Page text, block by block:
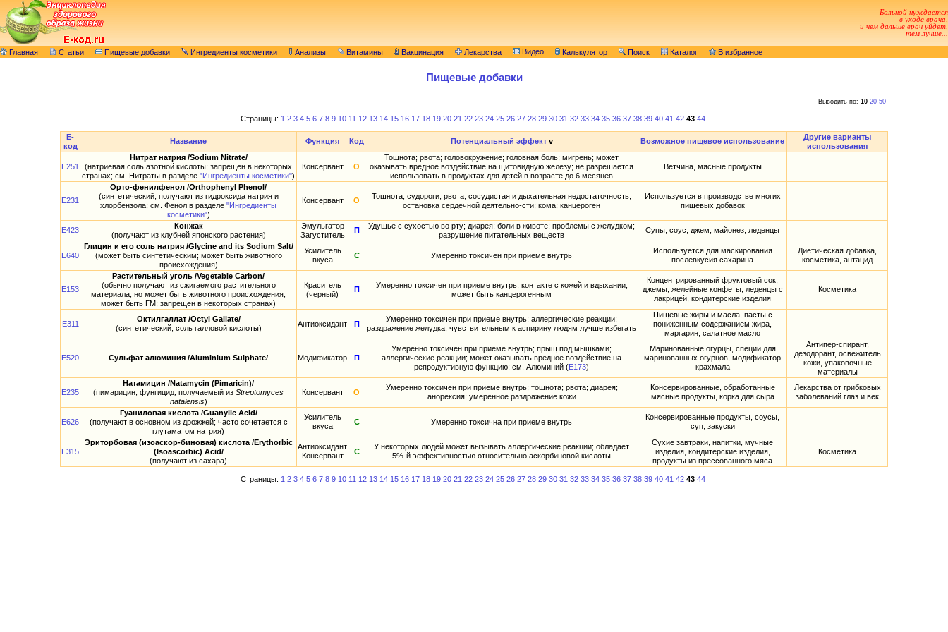
Больной нуждается
в уходе врача,
и чем дальше врач уйдет,
тем лучше...
Главная Статьи Пищевые добавки Ингредиенты косметики Анализы Витамины Вакцинация Лекарства Видео Калькулятор Поиск Каталог В избранное
Пищевые добавки
Выводить по: 10 20 50
Страницы: 1 2 3 4 5 6 7 8 9 10 11 12 13 14 15 16 17 18 19 20 21 22 23 24 25 26 27 28 29 30 31 32 33 34 35 36 37 38 39 40 41 42 43 44
E-
код
Название Функция Код Потенциальный эффектv Возможное пищевое использование
Другие варианты
использования
E251
Нитрат натрия /Sodium Nitrate/
(натриевая соль азотной кислоты; запрещен в некоторых
странах; см. Нитраты в разделе "Ингредиенты косметики")
Консервант О
Тошнота; рвота; головокружение; головная боль; мигрень; может
оказывать вредное воздействие на щитовидную железу; не разрешается
использовать в продуктах для детей в возрасте до 6 месяцев
Ветчина, мясные продукты
E231
Орто-фенилфенол /Orthophenyl Phenol/
(синтетический; получают из гидроксида натрия и
хлорбензола; см. Фенол в разделе "Ингредиенты
косметики")
Консервант О
Тошнота; судороги; рвота; сосудистая и дыхательная недостаточность;
остановка сердечной деятельно-сти; кома; канцероген
Используется в производстве многих
пищевых добавок
E423
Конжак
(получают из клубней японского растения)
Эмульгатор
Загуститель
П
Удушье с сухостью во рту; диарея; боли в животе; проблемы с желудком;
разрушение питательных веществ
Супы, соус, джем, майонез, леденцы
E640
Глицин и его соль натрия /Glycine and its Sodium Salt/
(может быть синтетическим; может быть животного
происхождения)
Усилитель
вкуса
С Умеренно токсичен при приеме внутрь
Используется для маскирования
послевкусия сахарина
Диетическая добавка,
косметика, антацид
E153
Растительный уголь /Vegetable Carbon/
(обычно получают из сжигаемого растительного
материала, но может быть животного происхождения;
может быть ГМ; запрещен в некоторых странах)
Краситель
(черный)
П
Умеренно токсичен при приеме внутрь, контакте с кожей и вдыхании;
может быть канцерогенным
Концентрированный фруктовый сок,
джемы, желейные конфеты, леденцы с
лакрицей, кондитерские изделия
Косметика
E311
Октилгаллат /Octyl Gallate/
(синтетический; соль галловой кислоты)
Антиоксидант П
Умеренно токсичен при приеме внутрь; аллергические реакции;
раздражение желудка; чувствительным к аспирину людям лучше избегать
Пищевые жиры и масла, пасты с
пониженным содержанием жира,
маргарин, салатное масло
E520 Сульфат алюминия /Aluminium Sulphate/ Модификатор П
Умеренно токсичен при приеме внутрь; прыщ под мышками;
аллергические реакции; может оказывать вредное воздействие на
репродуктивную функцию; см. Алюминий (E173)
Маринованные огурцы, специи для
маринованных огурцов, модификатор
крахмала
Антипер-спирант,
дезодорант, освежитель
кожи, упаковочные
материалы
E235
Натамицин /Natamycin (Pimaricin)/
(пимарицин; фунгицид, получаемый из Streptomyces
natalensis)
Консервант О
Умеренно токсичен при приеме внутрь; тошнота; рвота; диарея;
анорексия; умеренное раздражение кожи
Консервированные, обработанные
мясные продукты, корка для сыра
Лекарства от грибковых
заболеваний глаз и век
E626
Гуаниловая кислота /Guanylic Acid/
(получают в основном из дрожжей; часто сочетается с
глутаматом натрия)
Усилитель
вкуса
С Умеренно токсична при приеме внутрь
Консервированные продукты, соусы,
суп, закуски
E315
Эриторбовая (изоаскор-биновая) кислота /Erythorbic
(Isoascorbic) Acid/
(получают из сахара)
Антиоксидант
Консервант
С
У некоторых людей может вызывать аллергические реакции; обладает
5%-й эффективностью относительно аскорбиновой кислоты
Сухие завтраки, напитки, мучные
изделия, кондитерские изделия,
продукты из прессованного мяса
Косметика
Страницы: 1 2 3 4 5 6 7 8 9 10 11 12 13 14 15 16 17 18 19 20 21 22 23 24 25 26 27 28 29 30 31 32 33 34 35 36 37 38 39 40 41 42 43 44